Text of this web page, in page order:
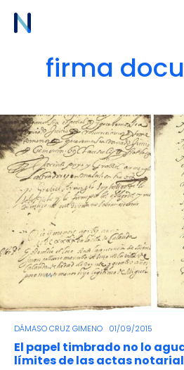
firma
DÁMASO CRUZ GIMENO 01/09/2015
El papel timbrado no lo
límites de las actas